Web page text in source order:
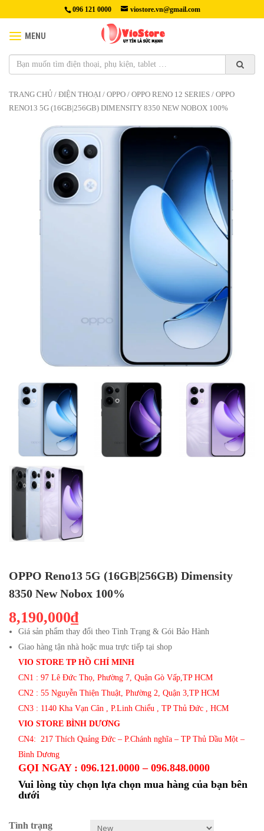
096 121 0000 viostore.vn@gmail.com
MENU
TRANG CHỦ / ĐIỆN THOẠI / OPPO / OPPO RENO 12 SERIES / OPPO
RENO13 5G (16GB|256GB) DIMENSITY 8350 NEW NOBOX 100%
OPPO Reno13 5G (16GB|256GB) Dimensity
8350 New Nobox 100%
8,190,000₫
Giá sản phẩm thay đổi theo Tình Trạng & Gói Bảo Hành
Giao hàng tận nhà hoặc mua trực tiếp tại shop
VIO STORE TP HỒ CHÍ MINH
CN1 : 97 Lê Đức Thọ, Phường 7, Quận Gò Vấp,TP HCM
CN2 : 55 Nguyễn Thiện Thuật, Phường 2, Quận 3,TP HCM
CN3 : 1140 Kha Vạn Cân , P.Linh Chiểu , TP Thủ Đức , HCM
VIO STORE BÌNH DƯƠNG
CN4: 217 Thích Quảng Đức – P.Chánh nghĩa – TP Thủ Dầu Một –
Bình Dương
GỌI NGAY : 096.121.0000 – 096.848.0000
Vui lòng tùy chọn lựa chọn mua hàng của bạn bên
dưới
Tình trạng